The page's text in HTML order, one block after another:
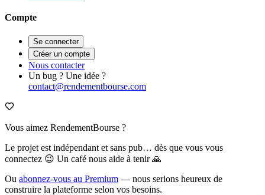
Compte
Se connecter
Créer un compte
Nous contacter
Un bug ? Une idée ?
contact@rendementbourse.com
Vous aimez RendementBourse ?
Le projet est indépendant et sans pub… dès que vous vous
connectez 😉 Un café nous aide à tenir 🙏
Ou abonnez-vous au Premium — nous serions heureux de
construire la plateforme selon vos besoins.